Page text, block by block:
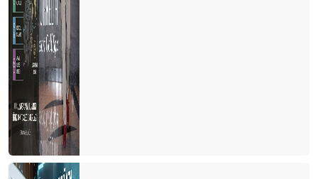
2024 TE DÜNYA TURİZMİ YENİ BİR SAYFA AÇIYOR
YILIN SON GÜNÜ YURT DIŞINDAN 82 UÇUŞ GERÇEKLEŞİYOR
İklim Direnci Vergisi’ ile turizmden kapatmaya çalışıyor
GÜVEN FİYATTAN ÖNEMLİ, SAVAŞLAR SEZONU BELİRLEYECEK
TATİL 2024’ TE DAHA UCUZ OLMAYACAK
ANTALYA’DA YILIN SÜRPRİZİ POLONYA, KAZANANI SİDE ,
GÖZDESİ GURBETÇİLER OLDU